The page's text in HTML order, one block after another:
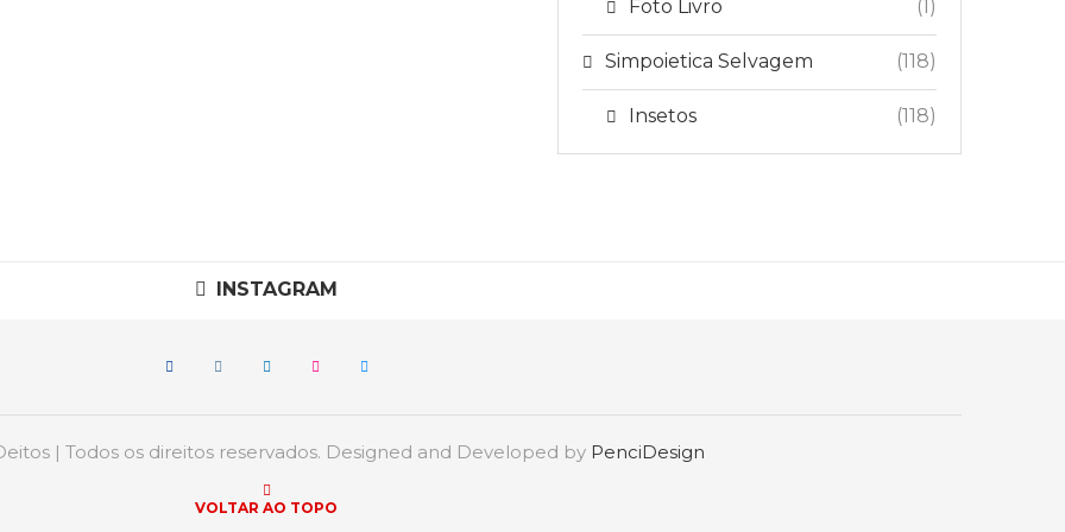
Foto Livro (1)
Simpoietica Selvagem (118)
Insetos (118)
INSTAGRAM
| Todos os direitos reservados. Designed and Developed by PenciDesign
VOLTAR AO TOPO